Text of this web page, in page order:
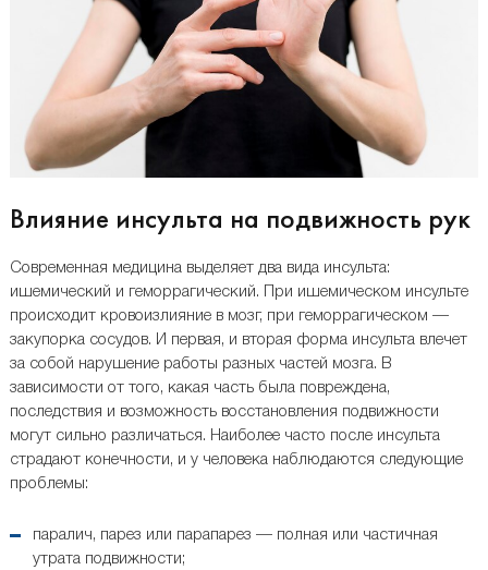
Влияние инсульта на подвижность рук
Современная медицина выделяет два вида инсульта:
ишемический и геморрагический. При ишемическом инсульте
происходит кровоизлияние в мозг, при геморрагическом —
закупорка сосудов. И первая, и вторая форма инсульта влечет
за собой нарушение работы разных частей мозга. В
зависимости от того, какая часть была повреждена,
последствия и возможность восстановления подвижности
могут сильно различаться. Наиболее часто после инсульта
страдают конечности, и у человека наблюдаются следующие
проблемы:
паралич, парез или парапарез — полная или частичная
утрата подвижности;